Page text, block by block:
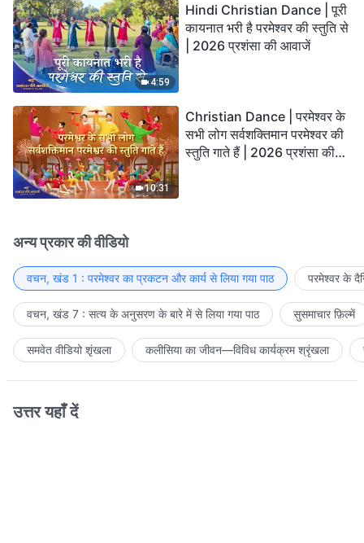
4:59
Hindi Christian Dance | पूरी
कायनात भरी है परमेश्वर की स्तुति से
| 2026 प्रशंसा की आवाजें
10:31
Christian Dance | परमेश्वर के
सभी लोग सर्वशक्तिमान परमेश्वर की
स्तुति गाते हैं | 2026 प्रशंसा की
अन्य प्रकार की वीडियो
वचन, खंड 1 : परमेश्वर का प्रकटन और कार्य से लिया गया पाठ परमेश्वर के
वचन, खंड 7 : सत्य के अनुसरण के बारे में से लिया गया पाठ सुसमाचार फ़िल्में
समवेत वीडियो शृंखला कलीसिया का जीवन—विविध कार्यक्रम श्रृंखला
उत्तर यहाँ दें